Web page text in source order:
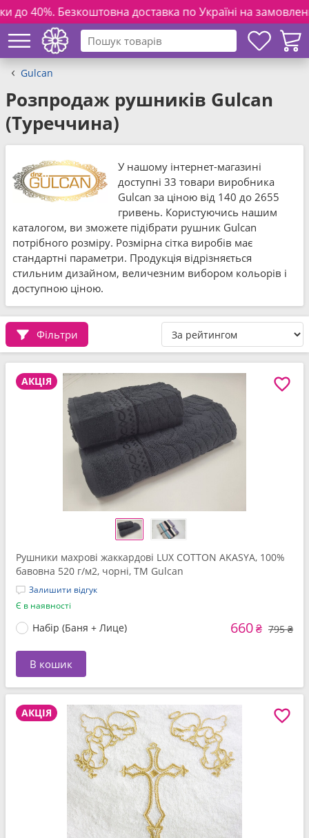
доставка по Україні на замовлення від 3000 грн.
Gulcan
Розпродаж рушників Gulcan
(Туреччина)
У нашому інтернет-магазині
доступні 33 товари виробника
Gulcan за ціною від 140 до 2655
гривень. Користуючись нашим
каталогом, ви зможете підібрати рушник Gulcan
потрібного розміру. Розмірна сітка виробів має
стандартні параметри. Продукція відрізняється
стильним дизайном, величезним вибором кольорів і
доступною ціною.
Фільтри
АКЦІЯ
Рушники махрові жаккардові LUX COTTON AKASYA, 100%
бавовна 520 г/м2, чорні, ТМ Gulcan
Залишити відгук
Є в наявності
Набір (Баня + Лице) 660₴ 795 ₴
В кошик
АКЦІЯ